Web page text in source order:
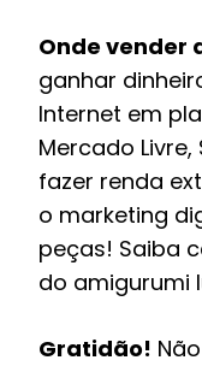
Onde vender
ganhar
Internet em
Mercado
fazer renda
o marketing
peças! Saiba
do amigurumi
Gratidão!